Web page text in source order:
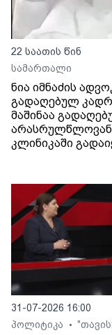
22 საათის წინ
სამართალი
ნია იმნაძის
გადაღებულ
მაშინაა
კლინიკაში
31-07-2026 16:00
პოლიტიკა
•